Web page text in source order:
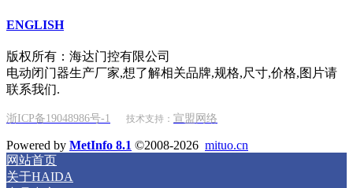
ENGLISH
版权所有：海达门控有限公司
电动闭门器生产厂家,想了解相关品牌,规格,尺寸,价格,图片请
联系我们.
浙ICP备19048986号-1 技术支持： 宣盟网络
Powered by MetInfo 8.1 ©2008-2026 mituo.cn
网站首页
关于HAIDA